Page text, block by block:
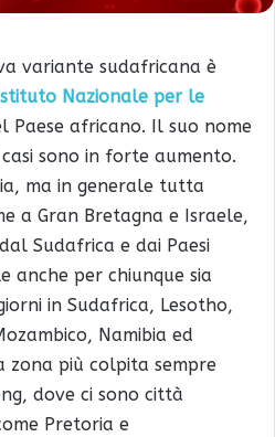
variante sudafricana è
Nazionale per le
Paese africano. Il suo nome
sono in forte aumento.
ma in generale tutta
a Gran Bretagna e Israele,
Sudafrica e dai Paesi
anche per chiunque sia
in Sudafrica, Lesotho,
Namibia ed
zona più colpita sempre
dove ci sono città
Pretoria e